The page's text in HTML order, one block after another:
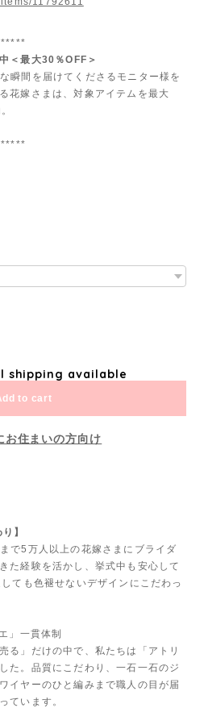
＜最大30％OFF＞
瞬間を届けてくださるモニター様を
花嫁さまは、対象アイテムを最大
shipping available
to cart
お住まいの方向け
】
で5万人以上の花嫁さまにブライダ
た経験を活かし、挙式中も安心して
ても色褪せないデザインにこだわっ
」一貫体制
る」だけの中で、私たちは「アトリ
た。品質にこだわり、一石一石のジ
イヤーのひと編みまで職人の目が届
ています。